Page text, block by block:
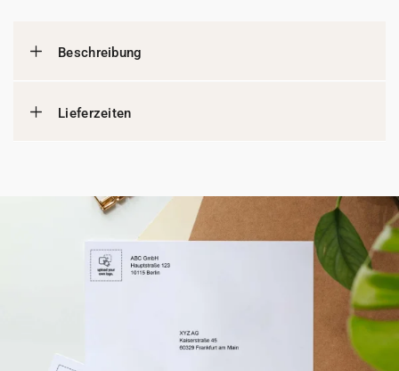
Beschreibung
Lieferzeiten